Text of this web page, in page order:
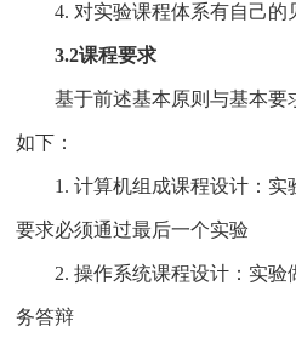
4. 对实验课程体系有自己的
3.2课程要求
基于前述基本原则与基本
如下：
1. 计算机组成课程设计：
要求必须通过最后一个实验
2. 操作系统课程设计：实验
务答辩